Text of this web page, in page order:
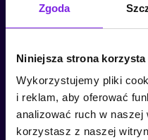
Zgoda
Niniejsza strona
Wykorzystujemy pliki
i reklam, aby oferować
analizować ruch w
korzystasz z naszej
Ci wyprzedzić
Monitoring i
postępów i
Pozycjonowanie
to proces, który